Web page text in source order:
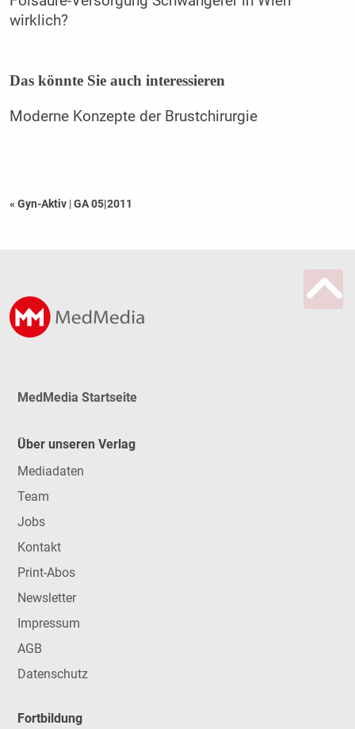
wirklich?
Das könnte Sie auch interessieren
Moderne Konzepte der Brustchirurgie
« Gyn-Aktiv |GA 05|2011
MedMedia Startseite
Über unseren Verlag
Mediadaten
Team
Jobs
Kontakt
Print-Abos
Newsletter
Impressum
AGB
Datenschutz
Fortbildung